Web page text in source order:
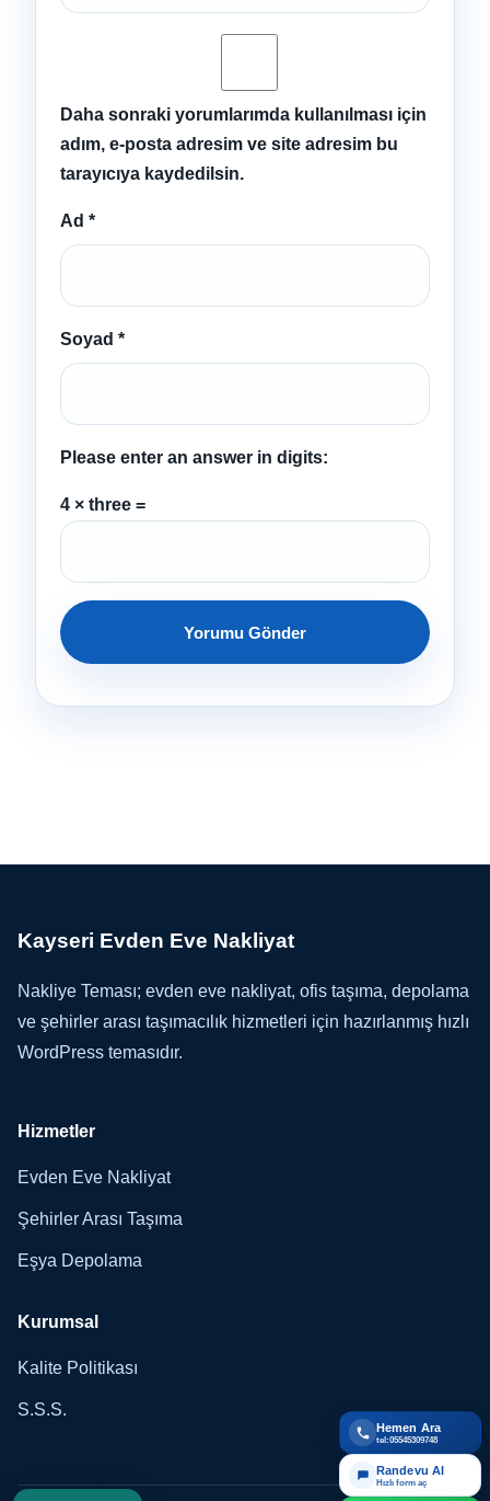
Daha sonraki yorumlarımda kullanılması için
adım, e-posta adresim ve site adresim bu
tarayıcıya kaydedilsin.
Ad *
Soyad *
Please enter an answer in digits:
4 × three =
Kayseri Evden Eve Nakliyat
Nakliye Teması; evden eve nakliyat, ofis taşıma, depolama
ve şehirler arası taşımacılık hizmetleri için hazırlanmış hızlı
WordPress temasıdır.
Hizmetler
Evden Eve Nakliyat
Şehirler Arası Taşıma
Eşya Depolama
Kurumsal
Kalite Politikası
S.S.S.
Hemen Ara
tel:05545309748
Randevu Al
Hızlı form aç